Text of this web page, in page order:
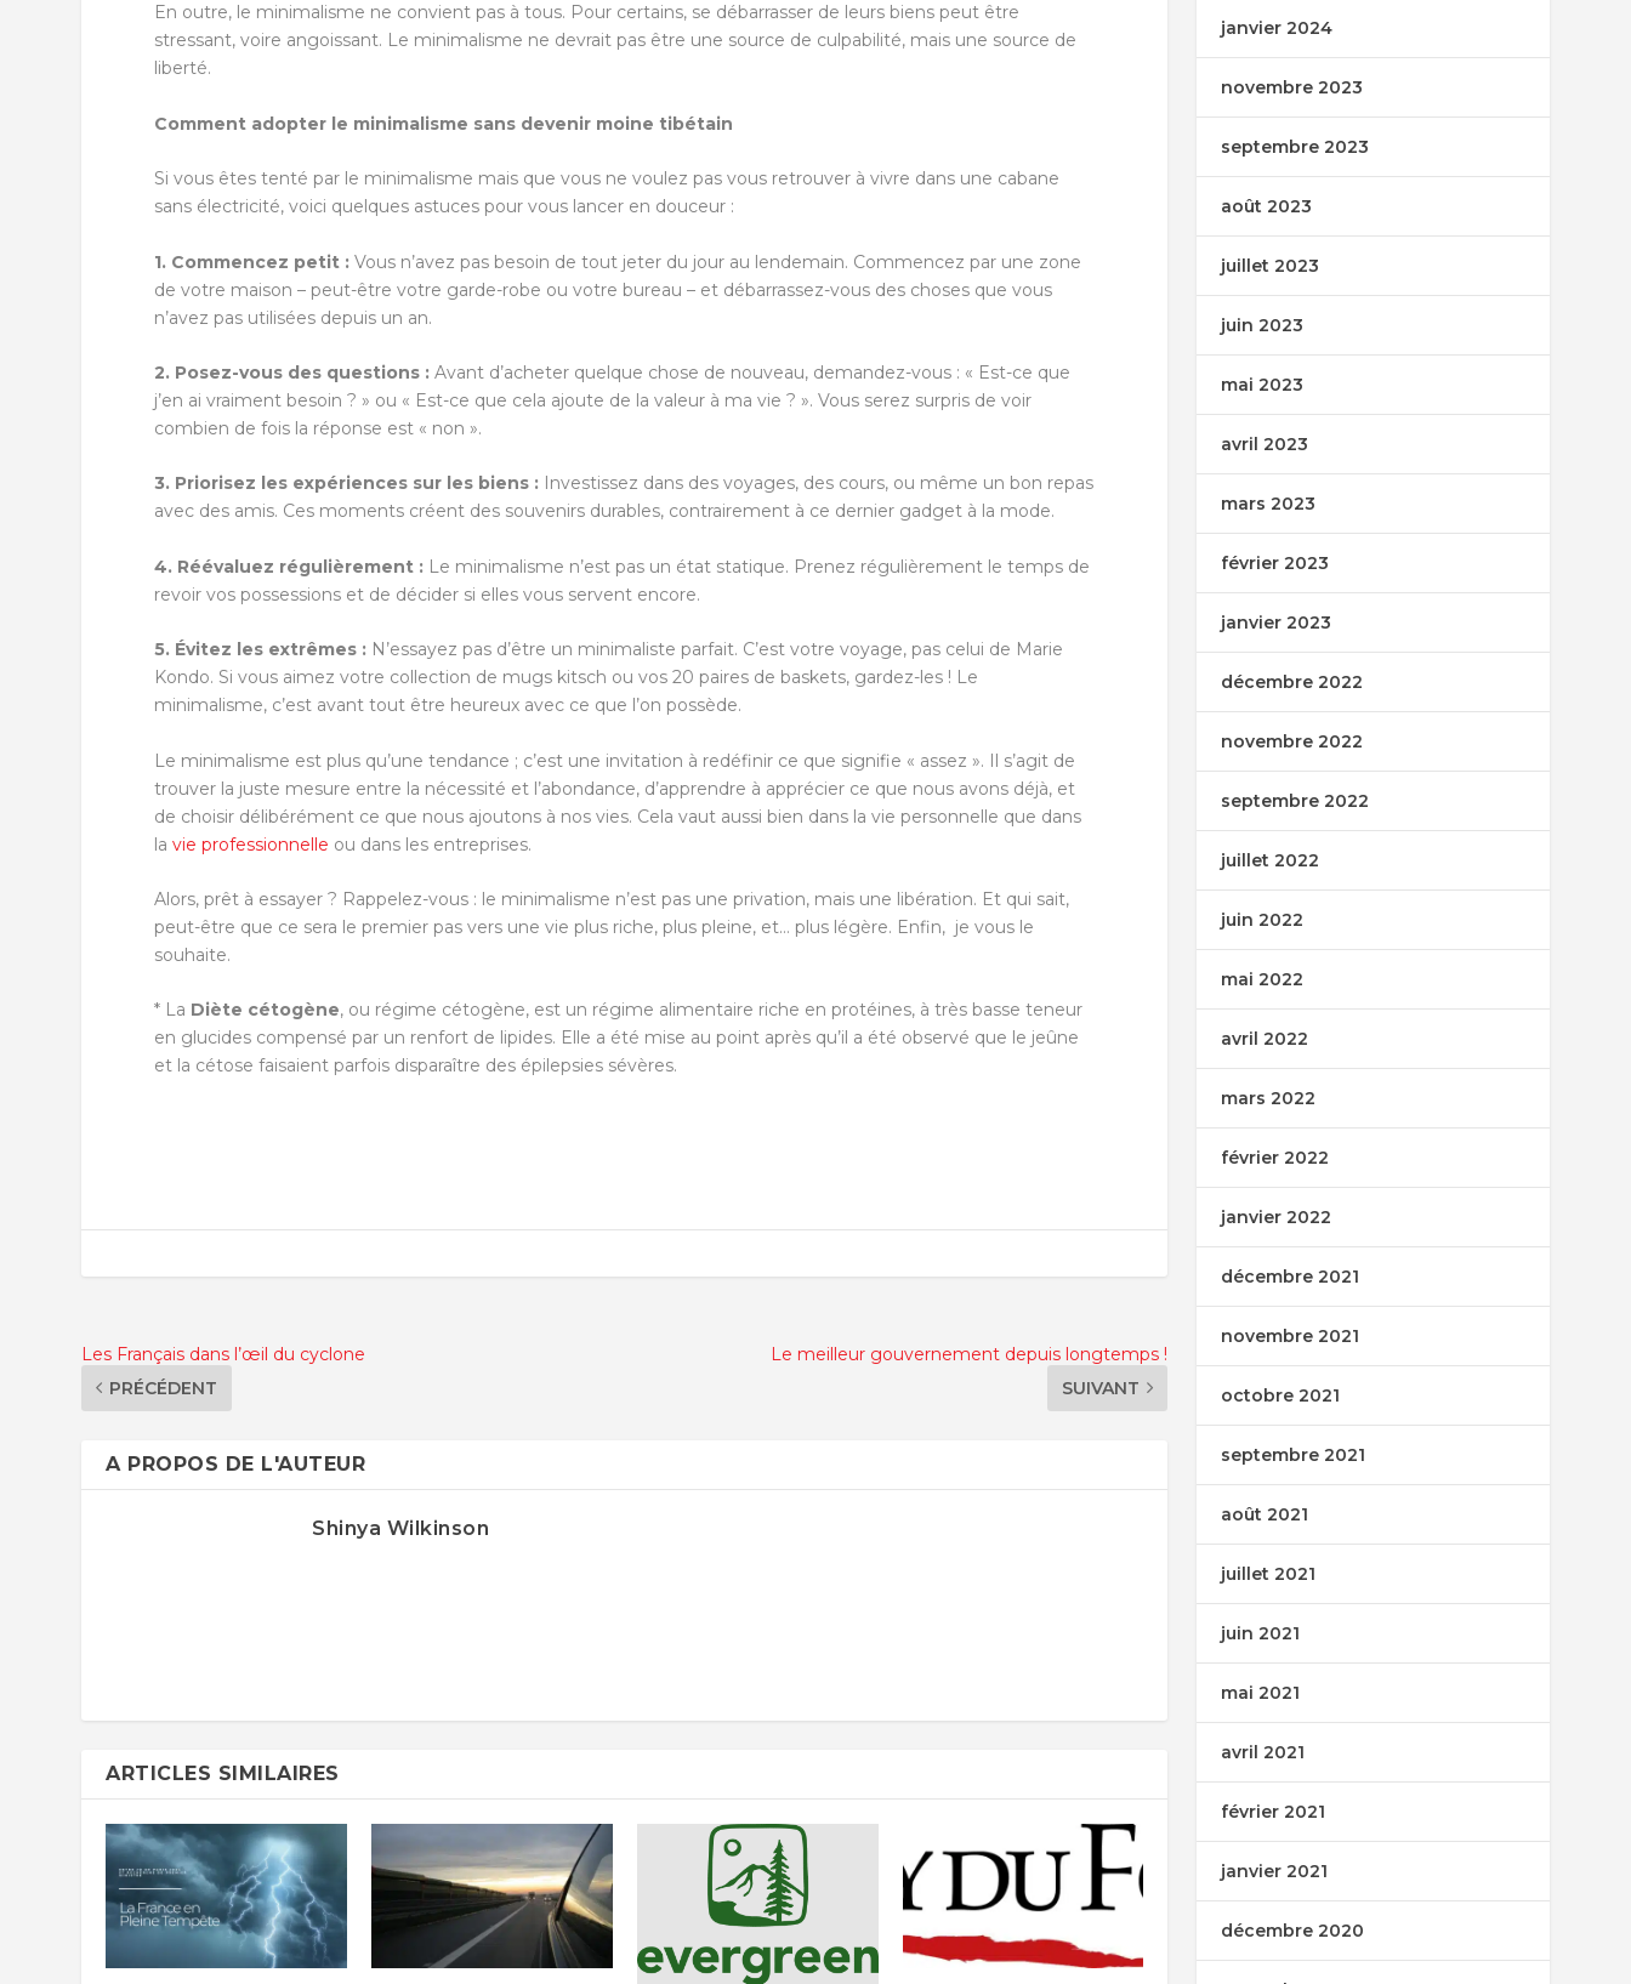
En outre, le minimalisme ne convient pas à tous. Pour certains, se débarrasser de leurs biens peut être
stressant, voire angoissant. Le minimalisme ne devrait pas être une source de culpabilité, mais une source de
liberté.
Comment adopter le minimalisme sans devenir moine tibétain
Si vous êtes tenté par le minimalisme mais que vous ne voulez pas vous retrouver à vivre dans une cabane
sans électricité, voici quelques astuces pour vous lancer en douceur :
1. Commencez petit : Vous n’avez pas besoin de tout jeter du jour au lendemain. Commencez par une zone
de votre maison – peut-être votre garde-robe ou votre bureau – et débarrassez-vous des choses que vous
n’avez pas utilisées depuis un an.
2. Posez-vous des questions : Avant d’acheter quelque chose de nouveau, demandez-vous : « Est-ce que
j’en ai vraiment besoin ? » ou « Est-ce que cela ajoute de la valeur à ma vie ? ». Vous serez surpris de voir
combien de fois la réponse est « non ».
3. Priorisez les expériences sur les biens : Investissez dans des voyages, des cours, ou même un bon repas
avec des amis. Ces moments créent des souvenirs durables, contrairement à ce dernier gadget à la mode.
4. Réévaluez régulièrement : Le minimalisme n’est pas un état statique. Prenez régulièrement le temps de
revoir vos possessions et de décider si elles vous servent encore.
5. Évitez les extrêmes : N’essayez pas d’être un minimaliste parfait. C’est votre voyage, pas celui de Marie
Kondo. Si vous aimez votre collection de mugs kitsch ou vos 20 paires de baskets, gardez-les ! Le
minimalisme, c’est avant tout être heureux avec ce que l’on possède.
Le minimalisme est plus qu’une tendance ; c’est une invitation à redéfinir ce que signifie « assez ». Il s’agit de
trouver la juste mesure entre la nécessité et l’abondance, d’apprendre à apprécier ce que nous avons déjà, et
de choisir délibérément ce que nous ajoutons à nos vies. Cela vaut aussi bien dans la vie personnelle que dans
lavie professionnelle ou dans les entreprises.
Alors, prêt à essayer ? Rappelez-vous : le minimalisme n’est pas une privation, mais une libération. Et qui sait,
peut-être que ce sera le premier pas vers une vie plus riche, plus pleine, et… plus légère. Enfin, je vous le
souhaite.
* La Diète cétogène, ou régime cétogène, est un régime alimentaire riche en protéines, à très basse teneur
en glucides compensé par un renfort de lipides. Elle a été mise au point après qu’il a été observé que le jeûne
et la cétose faisaient parfois disparaître des épilepsies sévères.
Les Français dans l’œil du cyclone
PRÉCÉDENT
Le meilleur gouvernement depuis longtemps !
SUIVANT
A PROPOS DE L'AUTEUR
Shinya Wilkinson
ARTICLES SIMILAIRES
janvier 2024
novembre 2023
septembre 2023
août 2023
juillet 2023
juin 2023
mai 2023
avril 2023
mars 2023
février 2023
janvier 2023
décembre 2022
novembre 2022
septembre 2022
juillet 2022
juin 2022
mai 2022
avril 2022
mars 2022
février 2022
janvier 2022
décembre 2021
novembre 2021
octobre 2021
septembre 2021
août 2021
juillet 2021
juin 2021
mai 2021
avril 2021
février 2021
janvier 2021
décembre 2020